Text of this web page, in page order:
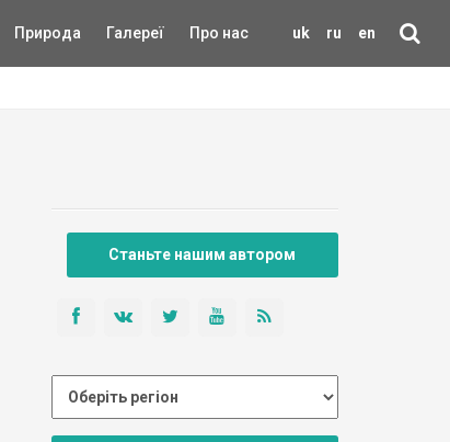
uk ru en
Природа Галереї Про нас
Станьте нашим автором